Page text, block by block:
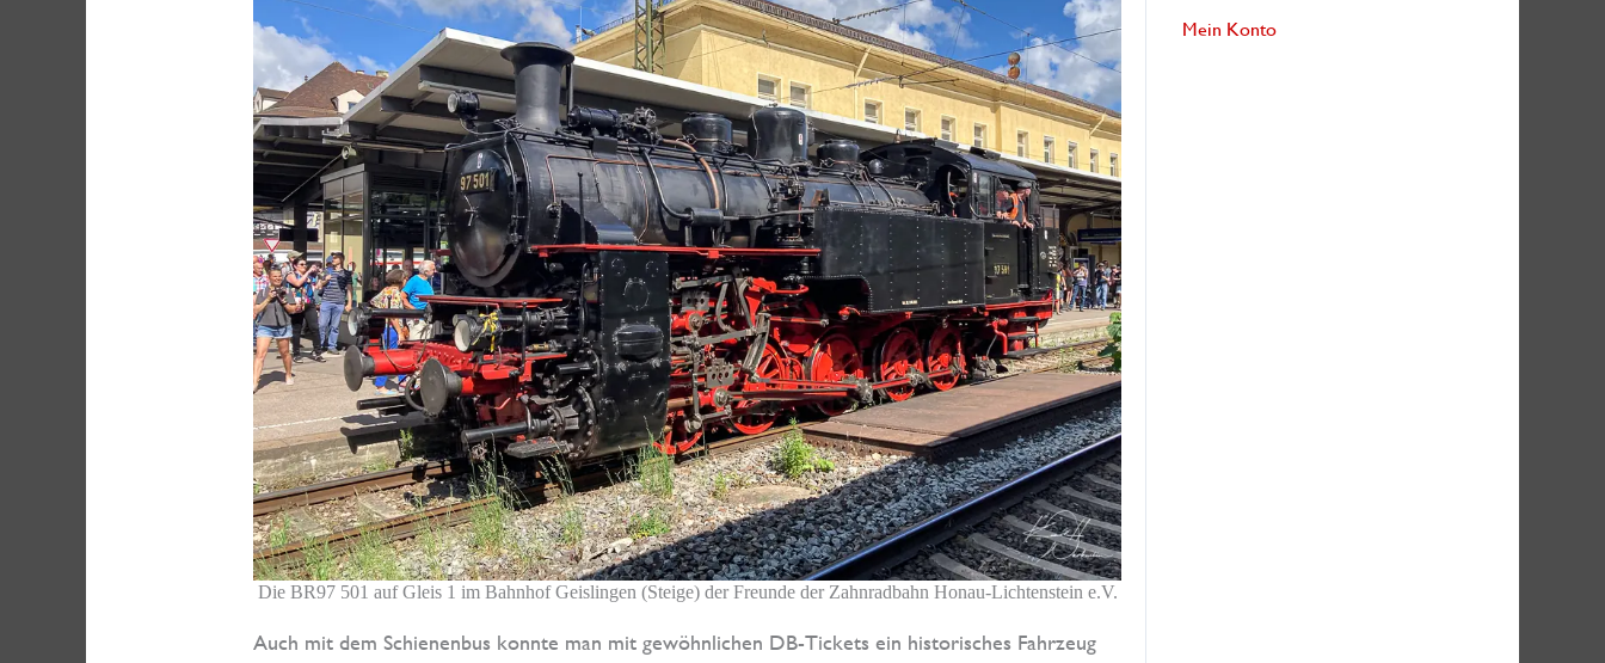
Die BR97 501 auf Gleis 1 im Bahnhof Geislingen (Steige) der Freunde der Zahnradbahn Honau-Lichtenstein e.V.
Auch mit dem Schienenbus konnte man mit gewöhnlichen DB-Tickets ein historisches Fahrzeug
Mein Konto